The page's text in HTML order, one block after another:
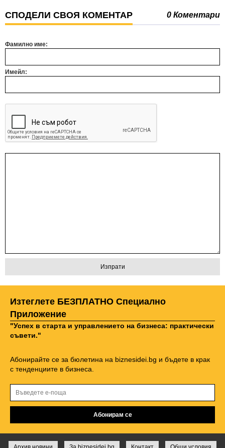
СПОДЕЛИ СВОЯ КОМЕНТАР 0 Коментари
Фамилно име:
Имейл:
Изтеглете БЕЗПЛАТНО Специално
Приложение
"Успех в старта и управлението на бизнеса: практически
съвети."
Абонирайте се за бюлетина на biznesidei.bg и бъдете в крак
с тенденциите в бизнеса.